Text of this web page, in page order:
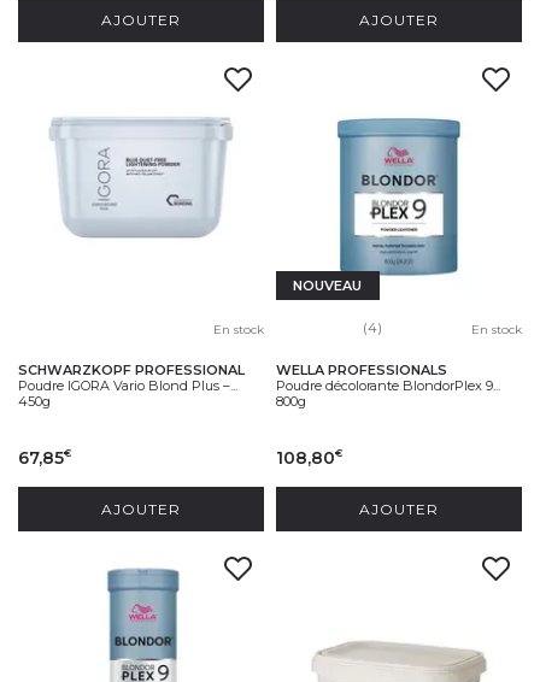
AJOUTER AJOUTER
En stock
SCHWARZKOPF PROFESSIONAL
Poudre IGORA Vario Blond Plus –...
450g
67,85€
AJOUTER
NOUVEAU
(4) En stock
WELLA PROFESSIONALS
Poudre décolorante BlondorPlex 9...
800g
108,80€
AJOUTER